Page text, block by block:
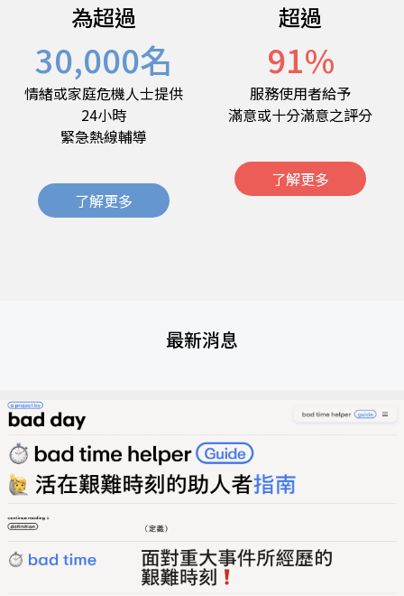
為超過
30,000名
情緒或家庭危機人士提供
24小時
緊急熱線輔導
了解更多
超過
91%
服務使用者給予
滿意或十分滿意之評分
了解更多
最新消息